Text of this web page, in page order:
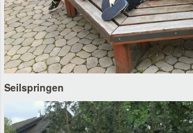
Seilspringen